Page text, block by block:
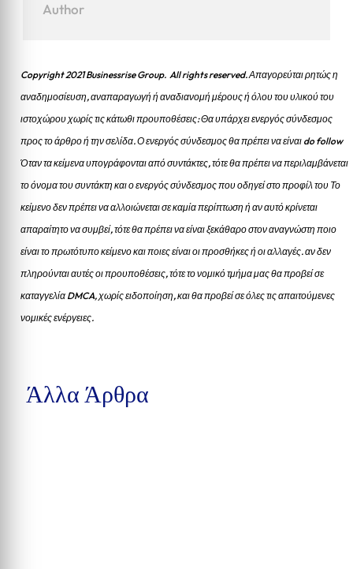
Author
Copyright 2021 Businessrise Group. All rights reserved. Απαγορεύται ρητώς η
αναδημοσίευση, αναπαραγωγή ή αναδιανομή μέρους ή όλου του υλικού του
ιστοχώρου χωρίς τις κάτωθι προυποθέσεις: Θα υπάρχει ενεργός σύνδεσμος
προς το άρθρο ή την σελίδα.Ο ενεργός σύνδεσμος θα πρέπει να είναι do follow
Όταν τα κείμενα υπογράφονται από συντάκτες, τότε θα πρέπει να περιλαμβάνεται
το όνομα του συντάκτη και ο ενεργός σύνδεσμος που οδηγεί στο προφίλ του Το
κείμενο δεν πρέπει να αλλοιώνεται σε καμία περίπτωση ή αν αυτό κρίνεται
απαραίτητο να συμβεί, τότε θα πρέπει να είναι ξεκάθαρο στον αναγνώστη ποιο
είναι το πρωτότυπο κείμενο και ποιες είναι οι προσθήκες ή οι αλλαγές. αν δεν
πληρούνται αυτές οι προυποθέσεις, τότε το νομικό τμήμα μας θα προβεί σε
καταγγελία DMCA, χωρίς ειδοποίηση, και θα προβεί σε όλες τις απαιτούμενες
νομικές ενέργειες.
Άλλα Άρθρα